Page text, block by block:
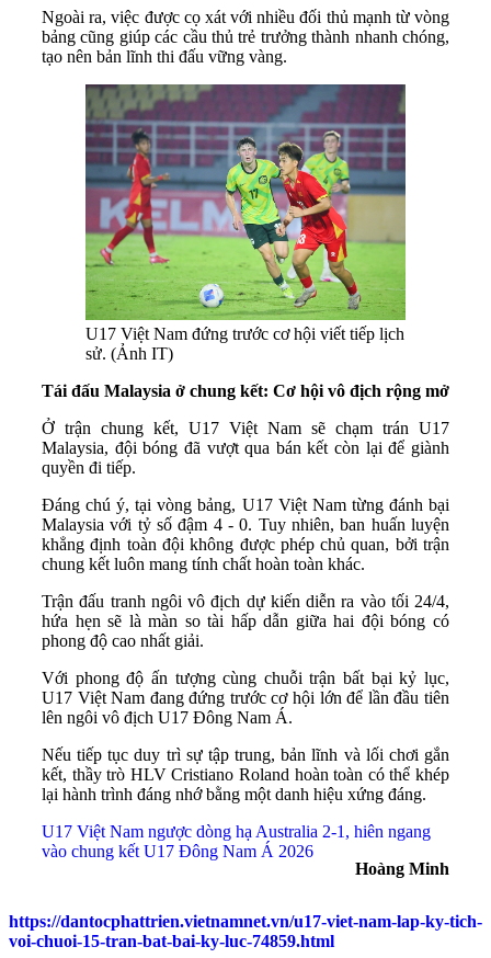
Ngoài ra, việc được cọ xát với nhiều đối thủ mạnh từ vòng
bảng cũng giúp các cầu thủ trẻ trưởng thành nhanh chóng,
tạo nên bản lĩnh thi đấu vững vàng.
U17 Việt Nam đứng trước cơ hội viết tiếp lịch
sử. (Ảnh IT)
Tái đấu Malaysia ở chung kết: Cơ hội vô địch rộng mở
Ở trận chung kết, U17 Việt Nam sẽ chạm trán U17
Malaysia, đội bóng đã vượt qua bán kết còn lại để giành
quyền đi tiếp.
Đáng chú ý, tại vòng bảng, U17 Việt Nam từng đánh bại
Malaysia với tỷ số đậm 4 - 0. Tuy nhiên, ban huấn luyện
khẳng định toàn đội không được phép chủ quan, bởi trận
chung kết luôn mang tính chất hoàn toàn khác.
Trận đấu tranh ngôi vô địch dự kiến diễn ra vào tối 24/4,
hứa hẹn sẽ là màn so tài hấp dẫn giữa hai đội bóng có
phong độ cao nhất giải.
Với phong độ ấn tượng cùng chuỗi trận bất bại kỷ lục,
U17 Việt Nam đang đứng trước cơ hội lớn để lần đầu tiên
lên ngôi vô địch U17 Đông Nam Á.
Nếu tiếp tục duy trì sự tập trung, bản lĩnh và lối chơi gắn
kết, thầy trò HLV Cristiano Roland hoàn toàn có thể khép
lại hành trình đáng nhớ bằng một danh hiệu xứng đáng.
U17 Việt Nam ngược dòng hạ Australia 2-1, hiên ngang
vào chung kết U17 Đông Nam Á 2026
Hoàng Minh
https://dantocphattrien.vietnamnet.vn/u17-viet-nam-lap-ky-tich-
voi-chuoi-15-tran-bat-bai-ky-luc-74859.html